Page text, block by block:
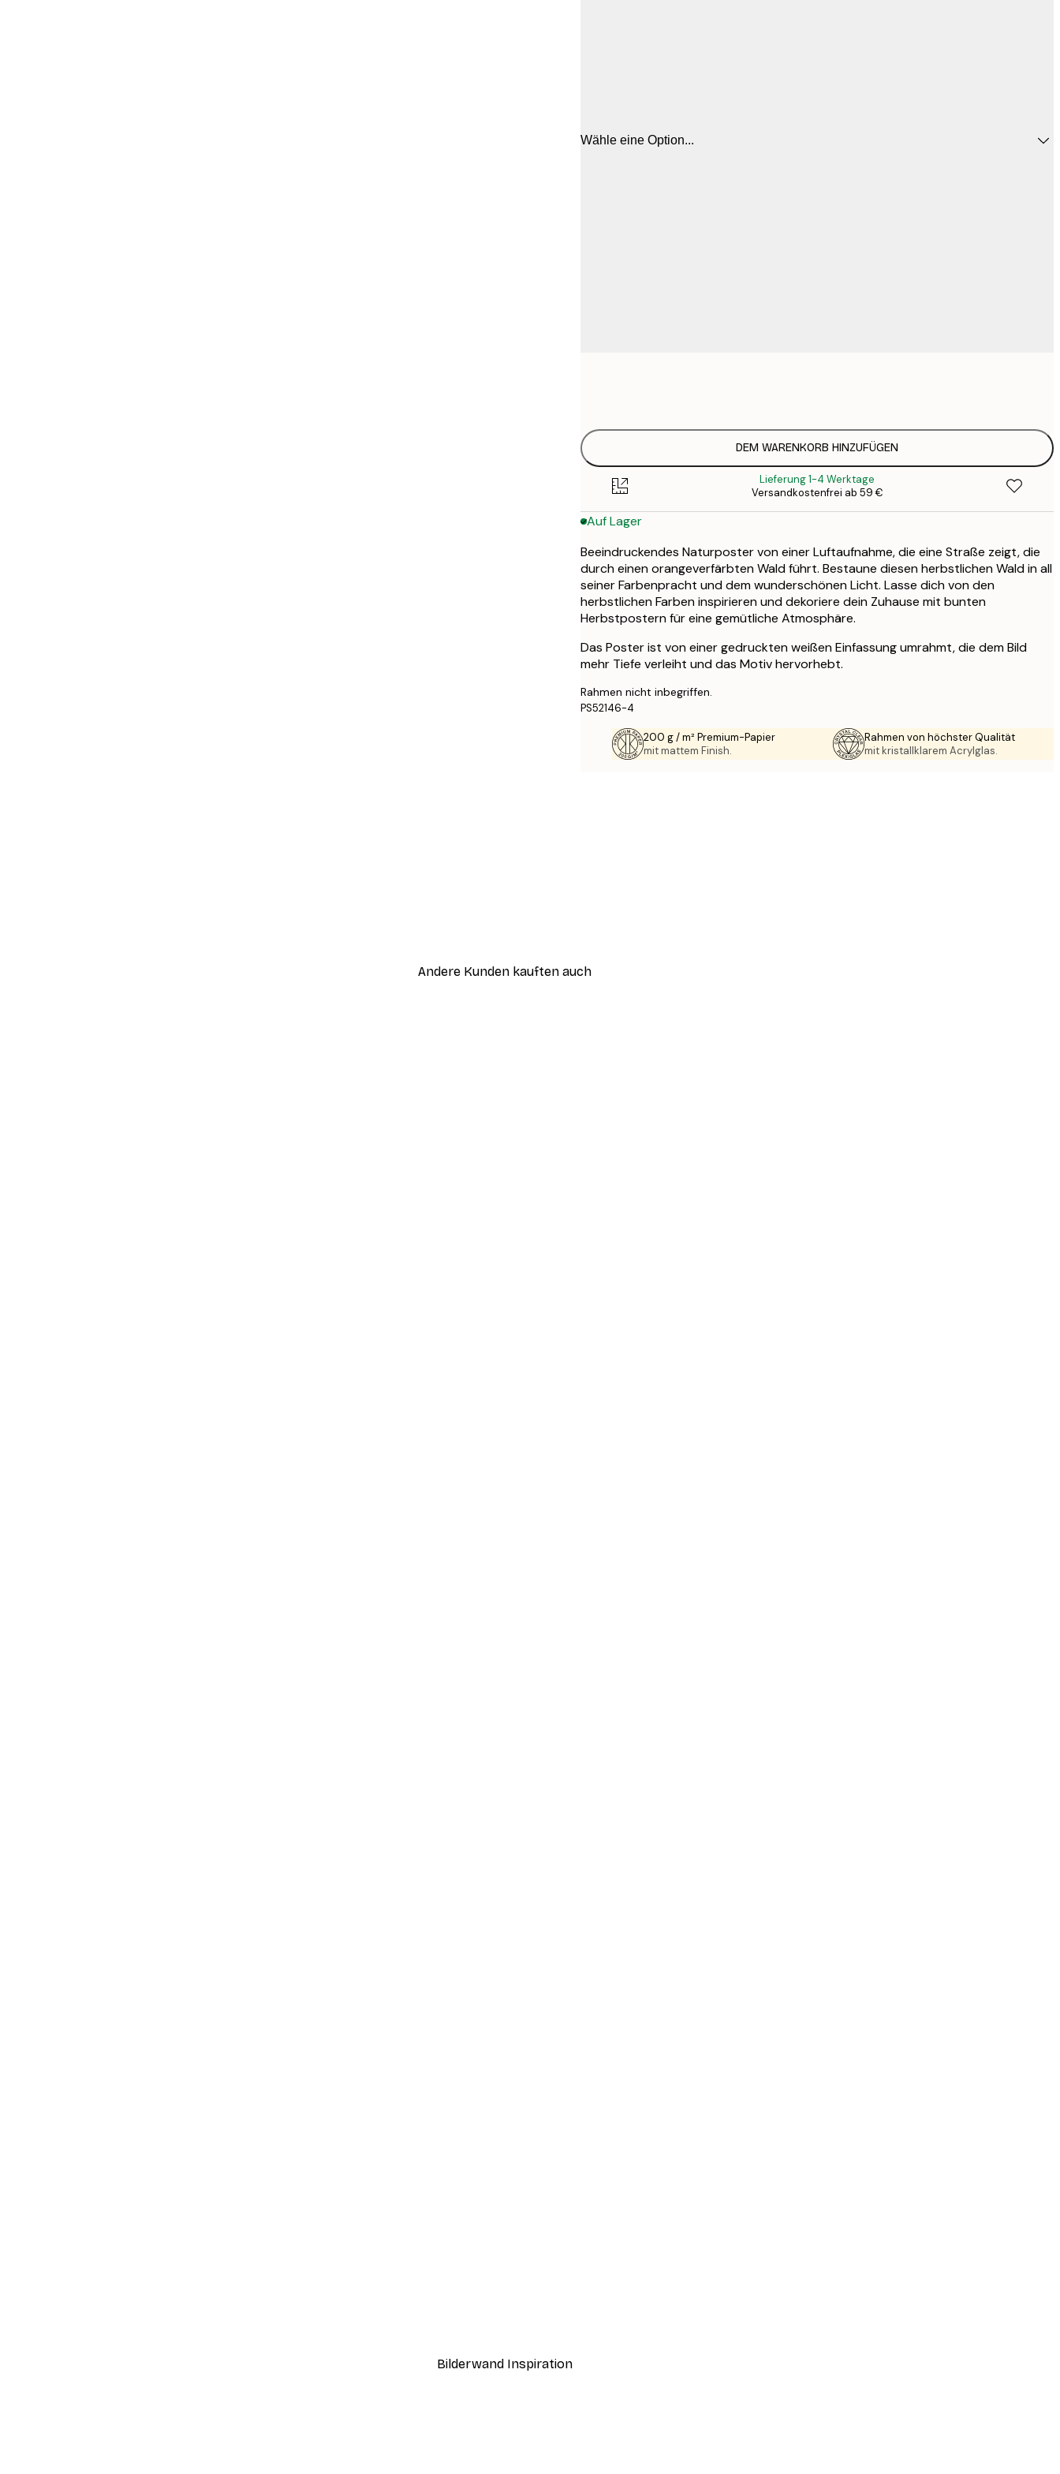
Wähle eine Option...
DEM WARENKORB HINZUFÜGEN
Lieferung 1-4 Werktage
Versandkostenfrei ab 59 €
Auf Lager
Beeindruckendes Naturposter von einer Luftaufnahme, die eine Straße zeigt, die
durch einen orangeverfärbten Wald führt. Bestaune diesen herbstlichen Wald in all
seiner Farbenpracht und dem wunderschönen Licht. Lasse dich von den
herbstlichen Farben inspirieren und dekoriere dein Zuhause mit bunten
Herbstpostern für eine gemütliche Atmosphäre.
Das Poster ist von einer gedruckten weißen Einfassung umrahmt, die dem Bild
mehr Tiefe verleiht und das Motiv hervorhebt.
Rahmen nicht inbegriffen.
PS52146-4
200 g / m² Premium-Papier
mit mattem Finish.
Rahmen von höchster Qualität
mit kristallklarem Acrylglas.
Andere Kunden kauften auch
Bilderwand Inspiration